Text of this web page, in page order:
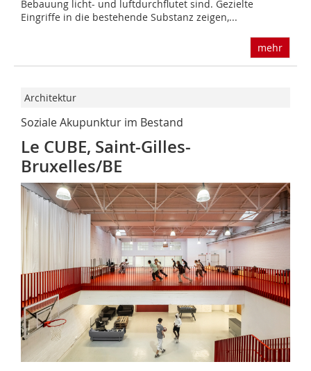
Bebauung licht- und luftdurchflutet sind. Gezielte
Eingriffe in die bestehende Substanz zeigen,...
mehr
Architektur
Soziale Akupunktur im Bestand
Le CUBE, Saint-Gilles-
Bruxelles/BE